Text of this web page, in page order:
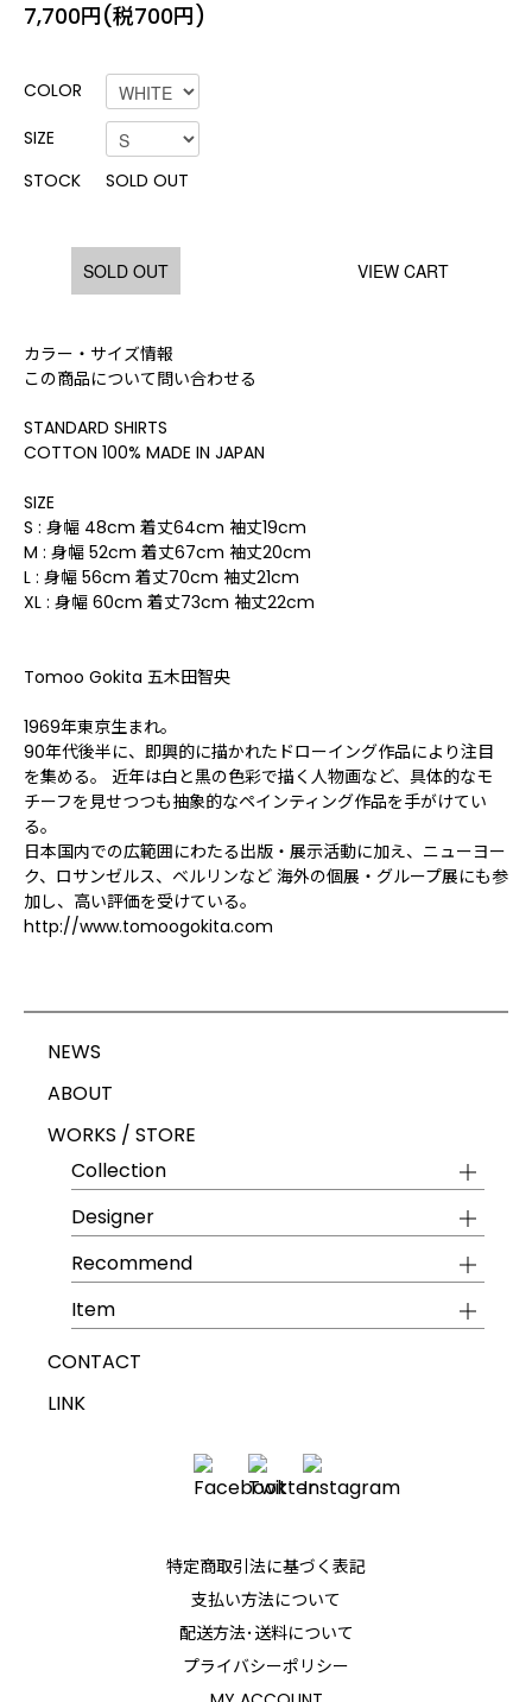
7,700円(税700円)
COLOR
SIZE
STOCK
SOLD OUT
SOLD OUT VIEW CART
カラー・サイズ情報
この商品について問い合わせる
STANDARD SHIRTS
COTTON 100% MADE IN JAPAN
SIZE
S : 身幅 48cm 着丈64cm 袖丈19cm
M : 身幅 52cm 着丈67cm 袖丈20cm
L : 身幅 56cm 着丈70cm 袖丈21cm
XL : 身幅 60cm 着丈73cm 袖丈22cm
Tomoo Gokita 五木田智央
1969年東京生まれ。
90年代後半に、即興的に描かれたドローイング作品により注目
を集める。 近年は白と黒の色彩で描く人物画など、具体的なモ
チーフを見せつつも抽象的なペインティング作品を手がけてい
る。
日本国内での広範囲にわたる出版・展示活動に加え、ニューヨー
ク、ロサンゼルス、ベルリンなど 海外の個展・グループ展にも参
加し、高い評価を受けている。
http://www.tomoogokita.com
NEWS
ABOUT
WORKS / STORE
Collection
Designer
Recommend
Item
CONTACT
LINK
特定商取引法に基づく表記
支払い方法について
配送方法･送料について
プライバシーポリシー